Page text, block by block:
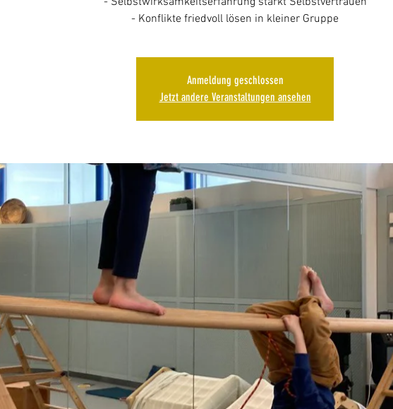
- Konflikte friedvoll lösen in kleiner Gruppe
Anmeldung geschlossen
Jetzt andere Veranstaltungen ansehen